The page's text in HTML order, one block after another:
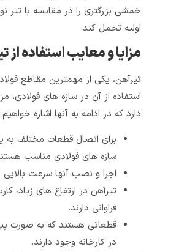
خمشی بزرگتری را در مقایسه با تیر نورد شده‌
اولیه تحمل کند‌.
مزایا و معایب استفاده از تیرآهن
تیرآهن، یکی از مهمترین مقاطع فولادی است و
استفاده از آن در سازه‌ های فولادی، مزایای زیادی
دارد که در ادامه به آنها اشاره خواهیم کرد:
برای اتصال قطعات مختلف به یکدیگر در
سازه‌ های فولادی مناسب هستند.
اجرا و نصب آنها سرعت بالایی دارد.
تیرآهن در ارتفاع‌ های زیاد، کاربردهای
فراوانی دارند.
قطعاتی هستند که به صورت پیش‌ ساخته
در کارخانه وجود دارند.